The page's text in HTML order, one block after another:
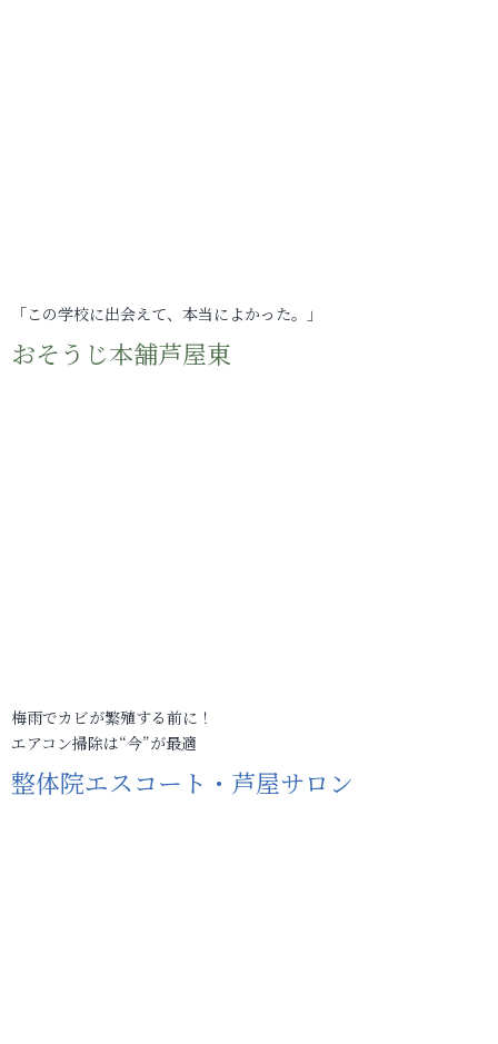
「この学校に出会えて、本当によかった。」
おそうじ本舗芦屋東
梅雨でカビが繁殖する前に！
エアコン掃除は“今”が最適
整体院エスコート・芦屋サロン